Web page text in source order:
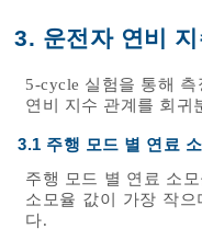
3. 운전자 연비
5-cycle 실험을 통해
연비 지수 관계를 회귀
3.1 주행 모드 별 연료
주행 모드 별 연료 소
소모율 값이 가장 작
다.